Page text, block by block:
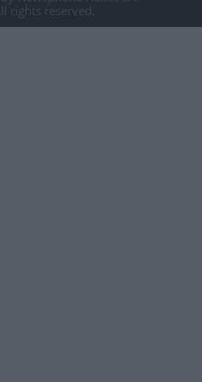
rights reserved.